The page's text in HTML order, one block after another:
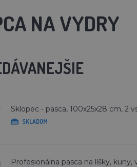
NA VYDRY
Sklopec - pasca, 100x25x28 cm, 2
SKLADOM
Profesionálna pasca na líšky,